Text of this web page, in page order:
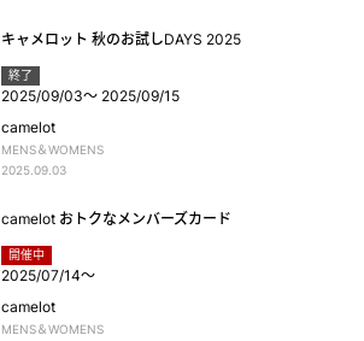
キャメロット 秋のお試しDAYS 2025
終了
2025/09/03～ 2025/09/15
camelot
MENS＆WOMENS
2025.09.03
camelot おトクなメンバーズカード
開催中
2025/07/14～
camelot
MENS＆WOMENS